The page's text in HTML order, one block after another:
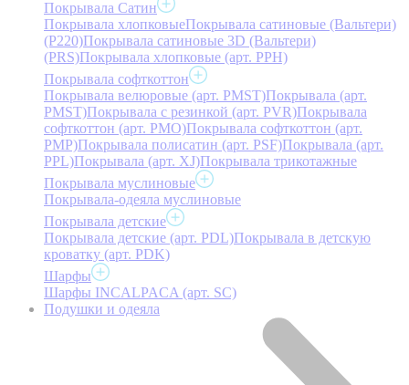
Покрывала Сатин
Покрывала хлопковыеПокрывала сатиновые (Вальтери)
(P220)Покрывала сатиновые 3D (Вальтери)
(PRS)Покрывала хлопковые (арт. PPH)
Покрывала софткоттон
Покрывала велюровые (арт. PMST)Покрывала (арт.
PMST)Покрывала с резинкой (арт. PVR)Покрывала
софткоттон (арт. PMO)Покрывала софткоттон (арт.
PMP)Покрывала полисатин (арт. PSF)Покрывала (арт.
PPL)Покрывала (арт. XJ)Покрывала трикотажные
Покрывала муслиновые
Покрывала-одеяла муслиновые
Покрывала детские
Покрывала детские (арт. PDL)Покрывала в детскую
кроватку (арт. PDK)
Шарфы
Шарфы INCALPACA (арт. SC)
Подушки и одеяла